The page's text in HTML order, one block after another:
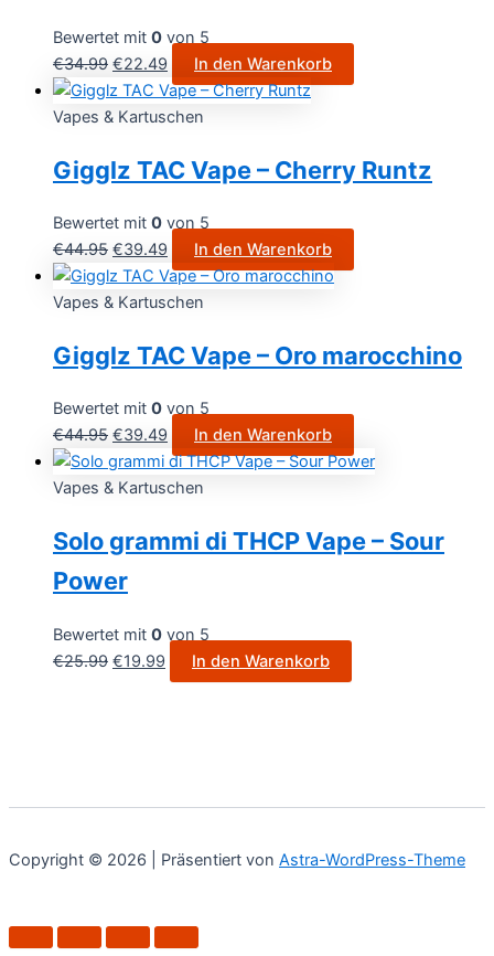
Bewertet mit 0 von 5
€34.99 €22.49 In den Warenkorb
Vapes & Kartuschen
Gigglz TAC Vape – Cherry Runtz
Bewertet mit 0 von 5
€44.95 €39.49 In den Warenkorb
Vapes & Kartuschen
Gigglz TAC Vape – Oro marocchino
Bewertet mit 0 von 5
€44.95 €39.49 In den Warenkorb
Vapes & Kartuschen
Solo grammi di THCP Vape – Sour
Power
Bewertet mit 0 von 5
€25.99 €19.99 In den Warenkorb
Copyright © 2026 | Präsentiert von Astra-WordPress-Theme